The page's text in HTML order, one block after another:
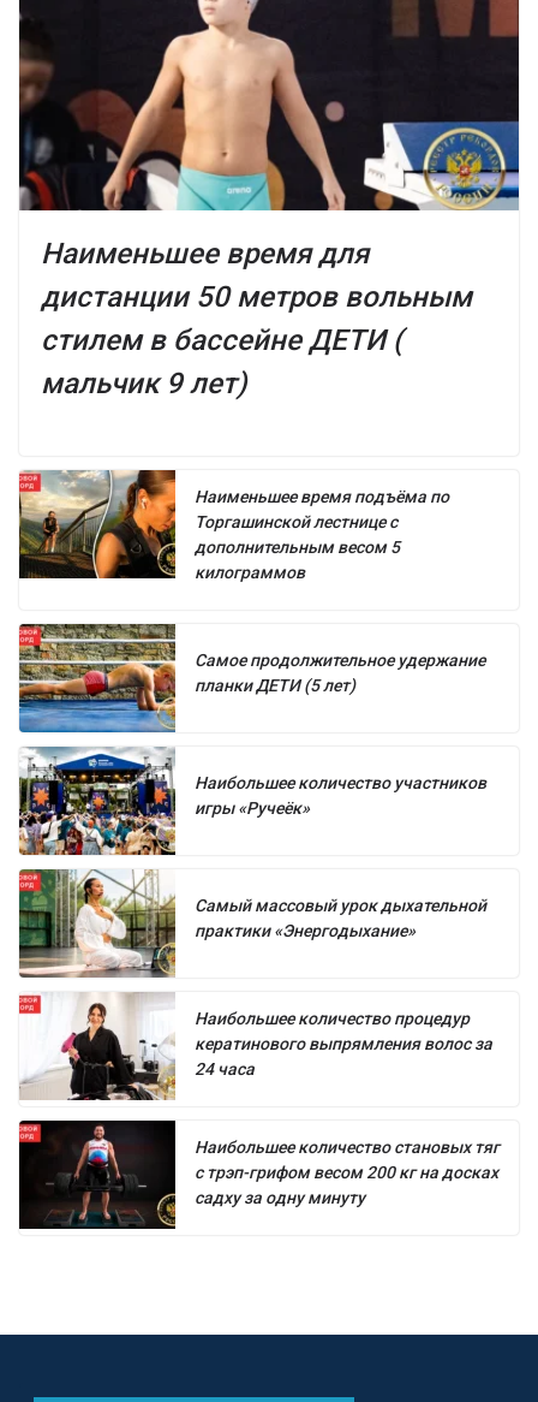
Наименьшее время для
дистанции 50 метров вольным
стилем в бассейне ДЕТИ (
мальчик 9 лет)
Наименьшее время подъёма по
Торгашинской лестнице с
дополнительным весом 5
килограммов
Самое продолжительное удержание
планки ДЕТИ (5 лет)
Наибольшее количество участников
игры «Ручеёк»
Самый массовый урок дыхательной
практики «Энергодыхание»
Наибольшее количество процедур
кератинового выпрямления волос за
24 часа
Наибольшее количество становых тяг
с трэп-грифом весом 200 кг на досках
садху за одну минуту